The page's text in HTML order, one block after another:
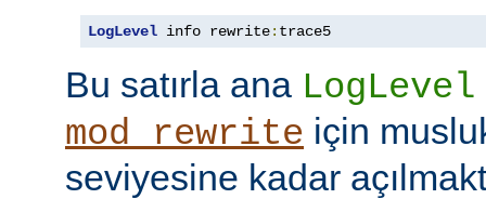
LogLevel info rewrite: trace5
Bu satırla ana LogLevel
mod_rewrite için
seviyesine kadar